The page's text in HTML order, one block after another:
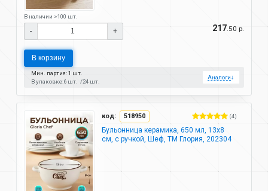
В наличии >100 шт.
- + 217.50 р.
В корзину
Мин. партия: 1 шт.
В упаковке:6 шт. 24 шт.
Аналоги↓
код: 518950 (4)
Бульонница керамика, 650 мл, 13х8
см, с ручкой, Шеф, ТМ Глория, 202304